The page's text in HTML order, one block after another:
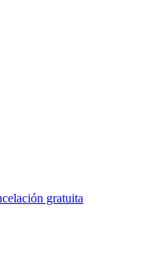
gratuita